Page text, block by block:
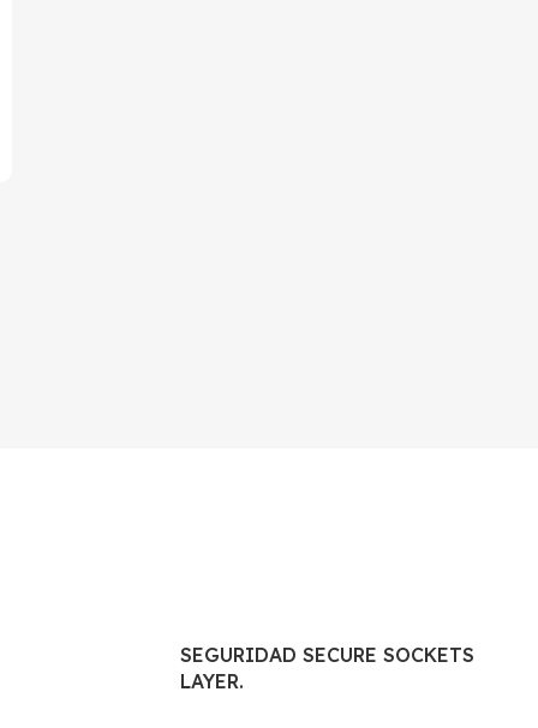
SEGURIDAD SECURE SOCKETS
LAYER.